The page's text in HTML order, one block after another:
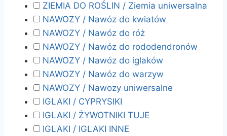
ZIEMIA DO ROŚLIN / Ziemia uniwersalna
NAWOZY / Nawóz do kwiatów
NAWOZY / Nawóz do róż
NAWOZY / Nawóz do rododendronów
NAWOZY / Nawóz do iglaków
NAWOZY / Nawóz do warzyw
NAWOZY / Nawozy uniwersalne
IGLAKI / CYPRYSIKI
IGLAKI / ŻYWOTNIKI TUJE
IGLAKI / IGLAKI INNE